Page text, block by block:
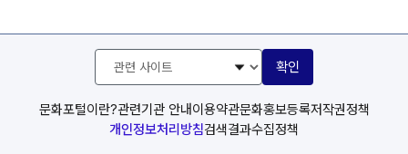
문화포털이란?관련기관 안내이용약관문화홍보등록저작권정책
개인정보처리방침검색결과수집정책
관
사
이
트
확인